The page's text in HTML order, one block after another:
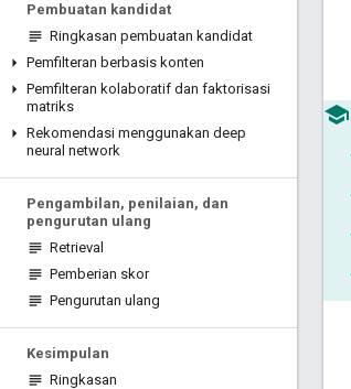
Pembuatan kandidat
Ringkasan pembuatan kandidat
Pemfilteran berbasis konten
Pemfilteran kolaboratif dan faktorisasi
matriks
Rekomendasi menggunakan deep
neural network
Pengambilan, penilaian, dan
pengurutan ulang
Retrieval
Pemberian skor
Pengurutan ulang
Kesimpulan
Ringkasan